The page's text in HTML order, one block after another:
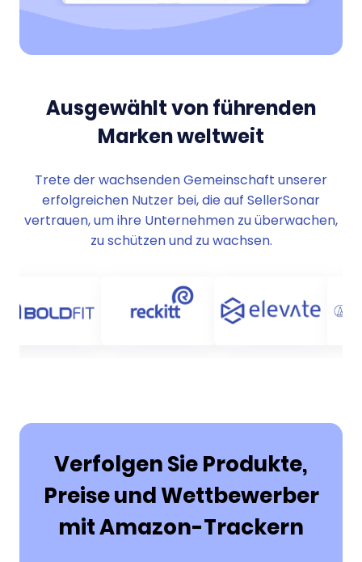
Ausgewählt von führenden
Marken weltweit
Trete der wachsenden Gemeinschaft unserer
erfolgreichen Nutzer bei, die auf SellerSonar
vertrauen, um ihre Unternehmen zu überwachen,
zu schützen und zu wachsen.
Verfolgen Sie Produkte,
Preise und Wettbewerber
mit Amazon-Trackern